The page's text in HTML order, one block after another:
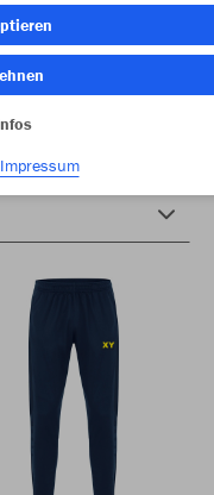
1920 e.V.
Impressum